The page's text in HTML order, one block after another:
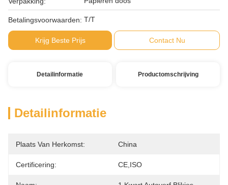
Betalingsvoorwaarden: T/T
Krijg Beste Prijs Contact Nu
Detailinformatie Productomschrijving
Detailinformatie
Plaats Van Herkomst: China
Certificering: CE,ISO